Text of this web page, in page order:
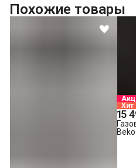
Похожие товары
Хит
15